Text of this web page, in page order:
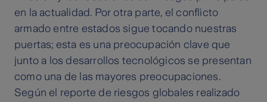
en la actualidad. Por otra parte, el conflicto
armado entre estados sigue tocando nuestras
puertas; esta es una preocupación clave que
junto a los desarrollos tecnológicos se presentan
como una de las mayores preocupaciones.
Según el reporte de riesgos globales realizado